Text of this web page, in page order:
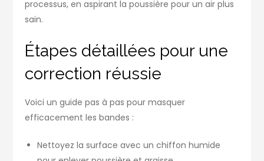
processus, en aspirant la poussière pour un air plus
sain.
Étapes détaillées pour une
correction réussie
Voici un guide pas à pas pour masquer
efficacement les bandes :
Nettoyez la surface avec un chiffon humide